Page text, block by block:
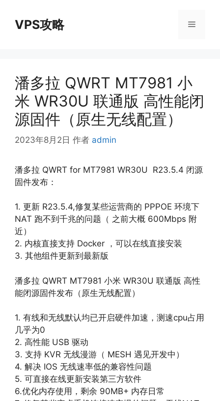
VPS攻略 菜
潘多拉 QWRT MT7981 小
米 WR30U 联通版 高性能闭
源固件（原生无线配置）
2023年8月2日 作者 admin
潘多拉 QWRT for MT7981 WR30U R23.5.4 闭源
固件发布：
1. 更新 R23.5.4,修复某些运营商的 PPPOE 环境下
NAT 跑不到千兆的问题（ 之前大概 600Mbps 附
近）
2. 内核直接支持 Docker ，可以在线直接安装
3. 其他组件更新到最新版
潘多拉 QWRT MT7981 小米 WR30U 联通版 高性
能闭源固件发布（原生无线配置）
1. 有线和无线默认均已开启硬件加速，测速cpu占用
几乎为0
2. 高性能 USB 驱动
3. 支持 KVR 无线漫游（ MESH 遇见开发中）
4. 解决 IOS 无线速率低的兼容性问题
5. 可直接在线更新安装第三方软件
6.优化内存使用，剩余 90MB+ 内存日常